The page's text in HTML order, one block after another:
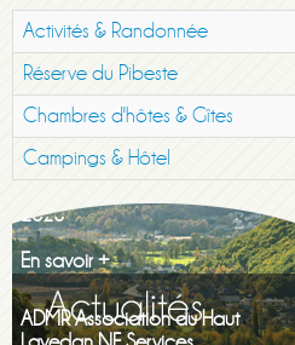
Activités & Randonnée
Réserve du Pibeste
Chambres d'hôtes & Gîtes
Campings & Hôtel
Maison de la famille itinerante
2026
En savoir +
ADMR Association du Haut
Lavedan NF Services